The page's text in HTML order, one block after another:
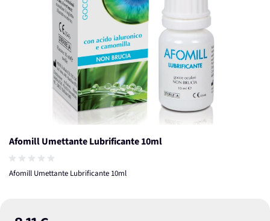
Afomill Umettante Lubrificante 10ml
Afomill Umettante Lubrificante 10ml